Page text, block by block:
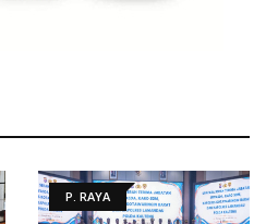
P. RAYA